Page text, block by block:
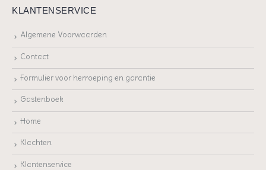
KLANTENSERVICE
Algemene Voorwaarden
Contact
Formulier voor herroeping en garantie
Gastenboek
Home
Klachten
Klantenservice